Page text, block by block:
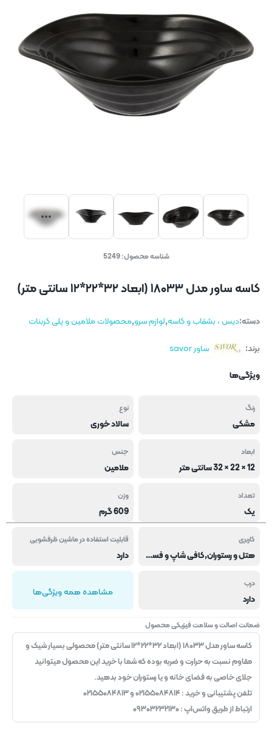
شناسه محصول:5249
کاسه ساور مدل ۱۸۰۳۳ (ابعاد ۳۲*۲۲*۱۲ سانتی متر)
دسته:دیس ، بشقاب و کاسه,لوازم سرو,محصولات ملامین و پلی کربنات
برند:
ساور savor
ویژگی‌ها
رنگ
مشکی
نوع
سالاد خوری
ابعاد
12 × 22 × 32 سانتی متر
جنس
ملامین
تعداد
یک
وزن
609 گرم
کاربری
هتل و رستوران,کافی شاپ و فست فود
قابلیت استفاده در ماشین ظرفشویی
دارد
درب
دارد مشاهده همه ویژگی‌ها
ضمانت اصالت و سلامت فیزیکی محصول
کاسه ساور مدل ۱۸۰۳۳ (ابعاد ۳۲*۲۲*۱۲ سانتی متر) محصولی بسیار شیک و
مقاوم نسبت به حرارت و ضربه بوده که شما با خرید این محصول میتوانید
جلای خاصی به فضای خانه و یا رستوران خود بدهید.
تلفن پشتیبانی و خرید : ۰۲۱۵۵۰۸۴۸۱۴ و ۰۲۱۵۵۰۸۴۸۱۳
ارتباط از طریق واتس‌اپ : ۰۹۳۰۳۲۳۲۱۳۰